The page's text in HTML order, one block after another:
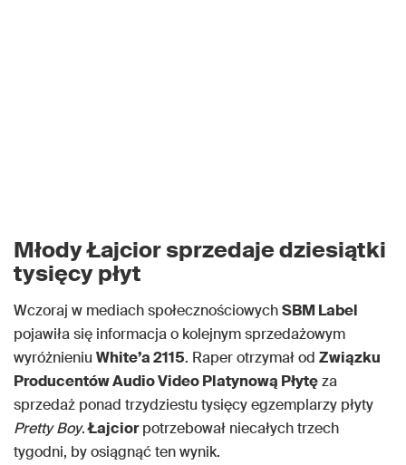
Młody Łajcior sprzedaje dziesiątki
tysięcy płyt
Wczoraj w mediach społecznościowychSBM Label
pojawiła się informacja o kolejnym sprzedażowym
wyróżnieniu White’a 2115. Raper otrzymał od Związku
Producentów Audio Video Platynową Płytęza
sprzedaż ponad trzydziestu tysięcy egzemplarzy płyty
Pretty Boy.Łajciorpotrzebował niecałych trzech
tygodni, by osiągnąć ten wynik.